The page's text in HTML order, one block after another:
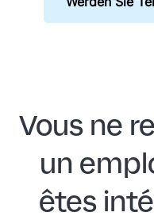
Vous ne
un
êtes